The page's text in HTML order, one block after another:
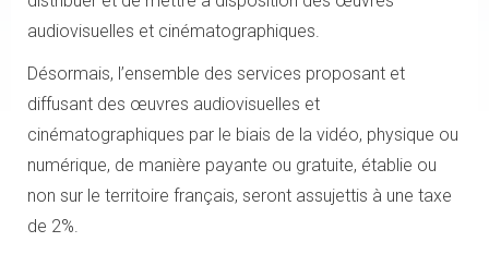
audiovisuelles et cinématographiques.
Désormais, l’ensemble des services proposant et
diffusant des œuvres audiovisuelles et
cinématographiques par le biais de la vidéo, physique ou
numérique, de manière payante ou gratuite, établie ou
non sur le territoire français, seront assujettis à une taxe
de 2%.